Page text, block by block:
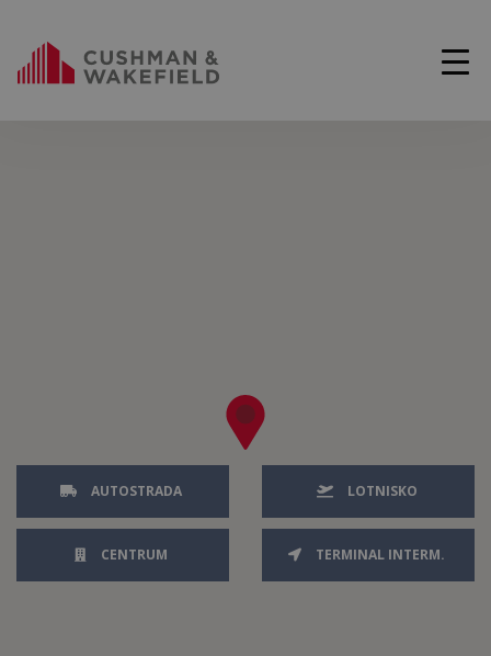
AUTOSTRADA LOTNISKO
CENTRUM TERMINAL INTERM.